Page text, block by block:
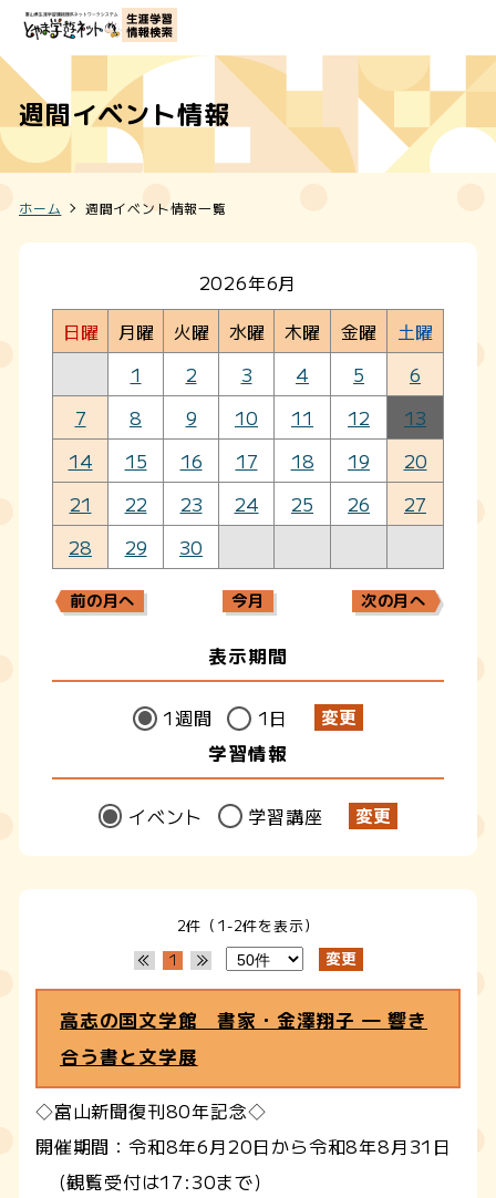
週間イベント情報
ホーム 週間イベント情報一覧
2026年6月
日曜
月曜 火曜 水曜 木曜 金曜
土曜
1
2 3 4 5
6
7
8 9 10 11 12
13
14
15 16 17 18 19
20
21
22 23 24 25 26
27
28
29 30
前の月へ 今月 次の月へ
表示期間
1週間 1日
学習情報
イベント 学習講座
2件（1-2件を表示）
1
高志の国文学館 書家・金澤翔子 ― 響き
合う書と文学展
◇富山新聞復刊80年記念◇
開催期間：令和8年6月20日から令和8年8月31日
（観覧受付は17:30まで）